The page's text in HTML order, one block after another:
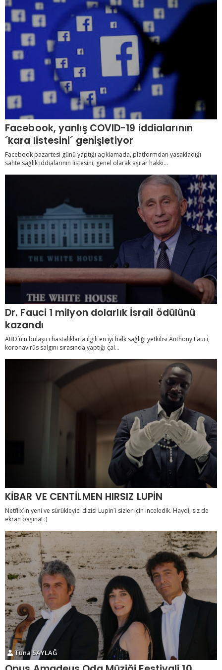
Facebook, yanlış COVID-19 iddialarının
´kara listesini´ genişletiyor
Facebook pazartesi günü yaptığı açıklamada, platformdan yasakladığı
sahte sağlık iddialarının listesini, genel olarak aşılar hakkı...
Dr. Fauci 1 milyon dolarlık İsrail ödülünü
kazandı
ABD´nin bulaşıcı hastalıklarla ilgili en iyi halk sağlığı yetkilisi Anthony Fauci,
koronavirüs salgını sırasında yaptığı çal...
KİBAR VE CENTİLMEN HIRSIZ LUPİN
Netflix´in yeni ve sürükleyici dizisi Lupin´i sizler için inceledik. Haydi, siz de
ekran başına! :)
Tuna SAYLAĞ